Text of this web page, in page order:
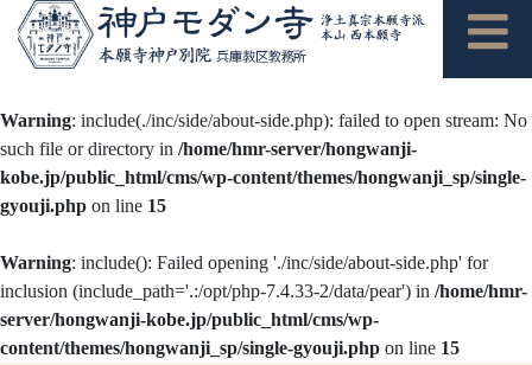
Warning: include(./inc/side/about-side.php): failed to open stream: No
such file or directory in /home/hmr-server/hongwanji-
kobe.jp/public_html/cms/wp-content/themes/hongwanji_sp/single-
gyouji.php on line 15
Warning: include(): Failed opening './inc/side/about-side.php' for
inclusion (include_path='.:/opt/php-7.4.33-2/data/pear') in /home/hmr-
server/hongwanji-kobe.jp/public_html/cms/wp-
content/themes/hongwanji_sp/single-gyouji.php on line 15